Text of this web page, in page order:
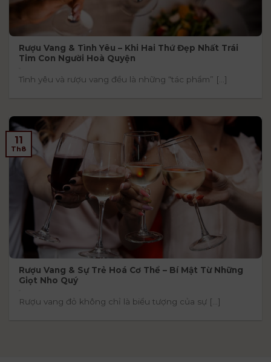
Rượu Vang & Tình Yêu – Khi Hai Thứ Đẹp Nhất Trái
Tim Con Người Hoà Quyện
Tình yêu và rượu vang đều là những “tác phẩm” [...]
Rượu Vang & Sự Trẻ Hoá Cơ Thể – Bí Mật Từ Những
Giọt Nho Quý
Rượu vang đỏ không chỉ là biểu tượng của sự [...]
11
Th8